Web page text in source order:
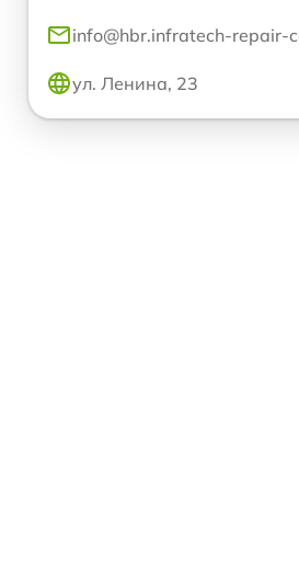
info@hbr.infratech-repair-
ул. Ленина, 23